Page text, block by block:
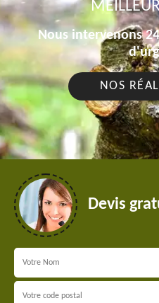
Nous intervenons
NOS
Devis